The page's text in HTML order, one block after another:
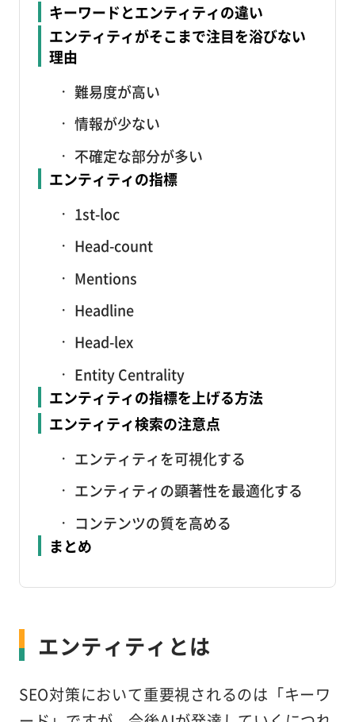
キーワードとエンティティの違い
エンティティがそこまで注目を浴びない
理由
難易度が高い
情報が少ない
不確定な部分が多い
エンティティの指標
1st-loc
Head-count
Mentions
Headline
Head-lex
Entity Centrality
エンティティの指標を上げる方法
エンティティ検索の注意点
エンティティを可視化する
エンティティの顕著性を最適化する
コンテンツの質を高める
まとめ
エンティティとは
SEO対策において重要視されるのは「キーワ